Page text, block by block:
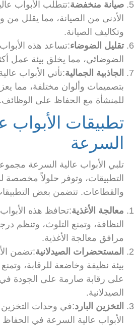
صيانة منخفضة:تتطلب الأبواب
الأدنى من الصيانة، مما يقلل
وتكاليف الصيانة.
تقليل الضوضاء:تساعد هذه
الضوضائي، مما يخلق بيئة عمل
الجاذبية الجمالية:تأتي الأبواب
بتصميمات وألوان مختلفة، مما
للمنشأة مع الحفاظ على الوظائف.
تطبيقات الأبواب
السرعة
تلبي الأبواب عالية السرعة
التطبيقات، وتوفر حلولاً مخصصة
والقطاعات. تتضمن بعض
معالجة الأغذية:تحافظ هذه
النظافة، وتمنع التلوث، وتنظم
مرافق معالجة الأغذية.
المستحضرات الصيدلانية:تضمن
بيئة نظيفة وخاضعة للرقابة،
على رقابة صارمة على الجودة
الصيدلانية.
التخزين البارد:في وحدات التخزين
الأبواب عالية السرعة في